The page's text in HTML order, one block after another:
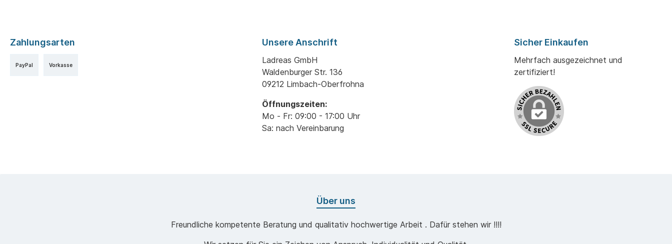
Zahlungsarten
PayPal Vorkasse
Unsere Anschrift
Ladreas GmbH
Waldenburger Str. 136
09212 Limbach-Oberfrohna
Öffnungszeiten:
Mo - Fr: 09:00 - 17:00 Uhr
Sa: nach Vereinbarung
Sicher Einkaufen
Mehrfach ausgezeichnet und
zertifiziert!
Über uns
Freundliche kompetente Beratung und qualitativ hochwertige Arbeit . Dafür stehen wir !!!!